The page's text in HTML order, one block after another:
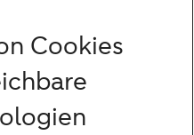
der Vereinten
Cookies